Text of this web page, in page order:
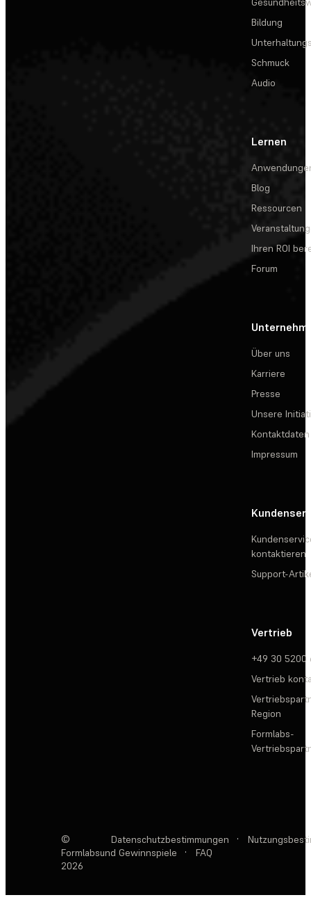
Bildung
Schmuck
Audio
Lernen
Blog
Ressourcen
Ihren ROI
Forum
Über uns
Karriere
Presse
Unsere
Kontaktdaten
Impressum
kontaktieren
Support-
Vertrieb
+49 30 5200
Vertrieb
Region
Formlabs-
©
Formlabs
2026
Datenschutzbestimmungen ·
und Gewinnspiele
· FAQ